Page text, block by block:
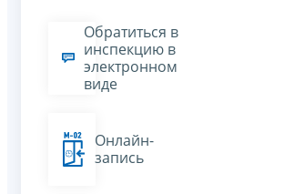
Обратиться в
инспекцию в
электронном
виде
Онлайн-
запись